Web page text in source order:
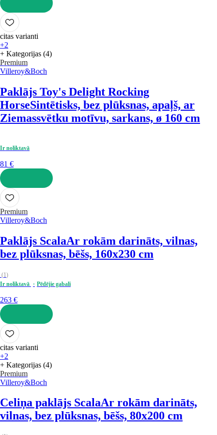
LIKT GROZĀ
citas varianti
+2
+ Kategorijas (4)
Premium
Villeroy&Boch
Paklājs Toy's Delight Rocking
HorseSintētisks, bez plūksnas, apaļš, ar
Ziemassvētku motīvu, sarkans, ø 160 cm
Ir noliktavā
81 €
LIKT GROZĀ
Premium
Villeroy&Boch
Paklājs ScalaAr rokām darināts, vilnas,
bez plūksnas, bēšs, 160x230 cm
(1)
Ir noliktavā
Pēdējie gabali
263 €
LIKT GROZĀ
citas varianti
+2
+ Kategorijas (4)
Premium
Villeroy&Boch
Celiņa paklājs ScalaAr rokām darināts,
vilnas, bez plūksnas, bēšs, 80x200 cm